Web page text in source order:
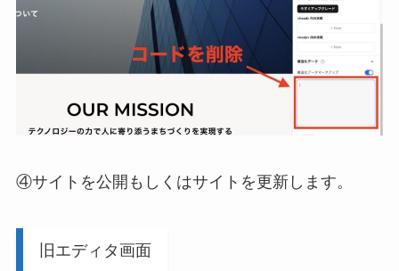
④サイトを公開もしくはサイトを更新します。
旧エディタ画面